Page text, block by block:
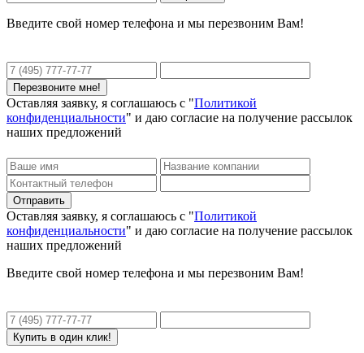
Введите свой номер телефона и мы перезвоним Вам!
Оставляя заявку, я соглашаюсь с "Политикой
конфиденциальности" и даю согласие на получение рассылок
наших предложений
Оставляя заявку, я соглашаюсь с "Политикой
конфиденциальности" и даю согласие на получение рассылок
наших предложений
Введите свой номер телефона и мы перезвоним Вам!